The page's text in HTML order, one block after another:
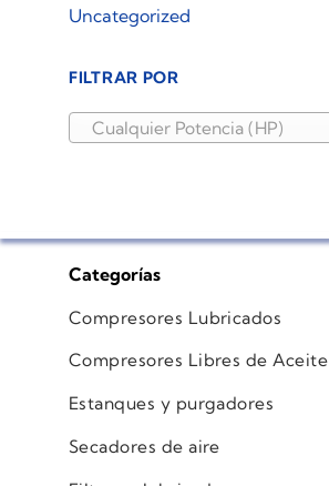
Uncategorized
FILTRAR POR
Cualquier Potencia (HP)
Categorías
Compresores Lubricados
Compresores Libres de Aceite
Estanques y purgadores
Secadores de aire